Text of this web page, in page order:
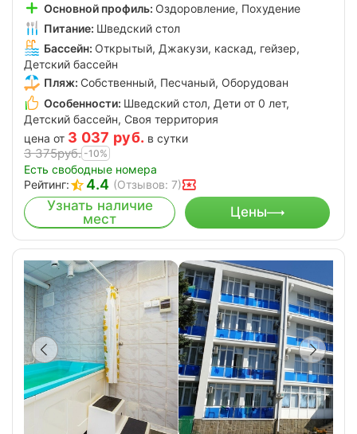
Основной профиль: Оздоровление, Похудение
Питание: Шведский стол
Бассейн: Открытый, Джакузи, каскад, гейзер,
Детский бассейн
Пляж: Собственный, Песчаный, Оборудован
Особенности: Шведский стол, Дети от 0 лет,
Детский бассейн, Своя территория
цена от 3 037 руб. в сутки
3 375руб. -10%
Есть свободные номера
Рейтинг:
4.4 (Отзывов: 7)
Узнать наличие
мест
Цены